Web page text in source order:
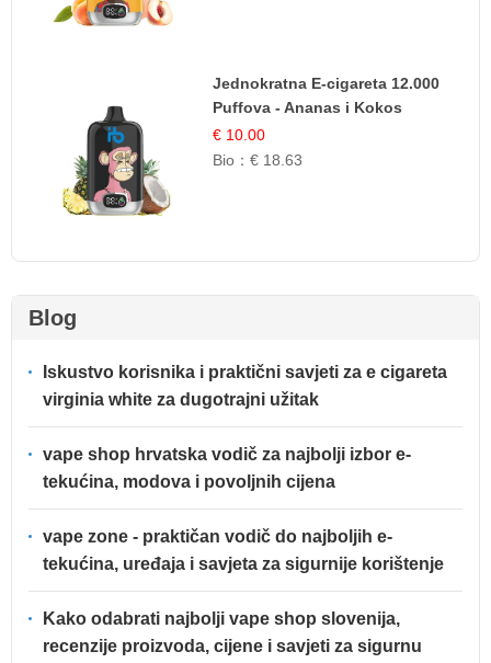
Jednokratna E-cigareta 12.000
Puffova - Ananas i Kokos
Sladoled | Tropski Desert
€ 10.00
Bio：€ 18.63
Blog
Iskustvo korisnika i praktični savjeti za e cigareta
virginia white za dugotrajni užitak
vape shop hrvatska vodič za najbolji izbor e-
tekućina, modova i povoljnih cijena
vape zone - praktičan vodič do najboljih e-
tekućina, uređaja i savjeta za sigurnije korištenje
Kako odabrati najbolji vape shop slovenija,
recenzije proizvoda, cijene i savjeti za sigurnu